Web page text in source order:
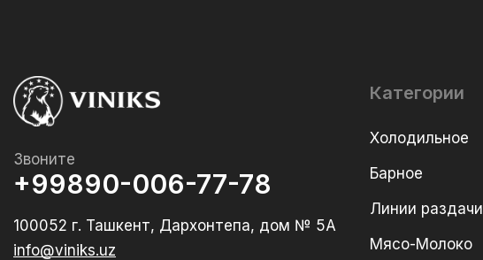
Звоните
+99890-006-77-78
100052 г. Ташкент, Дархонтепа, дом № 5А
info@viniks.uz
Категории
Холодильное
Барное
Линии раздачи
Мясо-Молоко